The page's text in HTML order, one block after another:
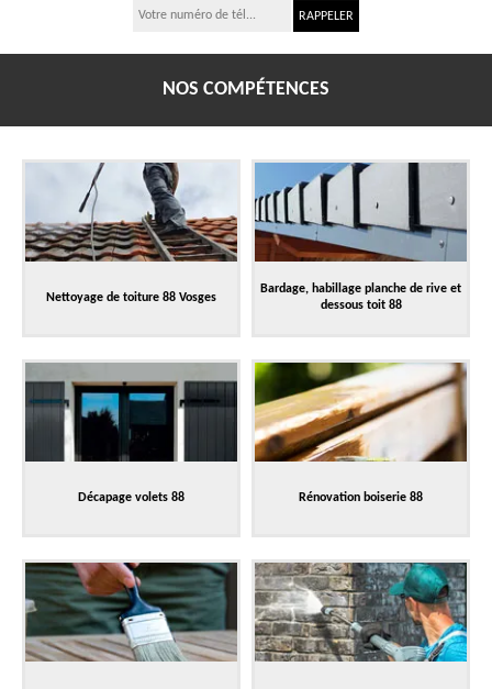
NOS COMPÉTENCES
Nettoyage de toiture 88 Vosges
Bardage, habillage planche de rive et
dessous toit 88
Décapage volets 88 Rénovation boiserie 88